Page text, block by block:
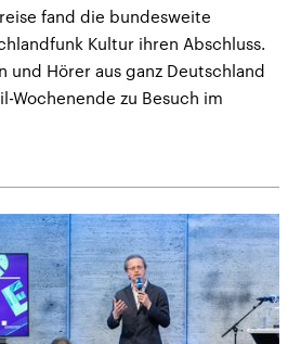
fand die bundesweite
Kultur ihren Abschluss.
und Hörer aus ganz Deutschland
Wochenende zu Besuch im